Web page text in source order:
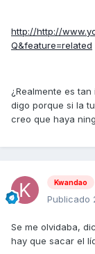
http://http://
Q&feature=related
¿Realmente es
digo porque si la
creo que haya
Kwandao
Publicado
Se me olvidaba,
hay que sacar el